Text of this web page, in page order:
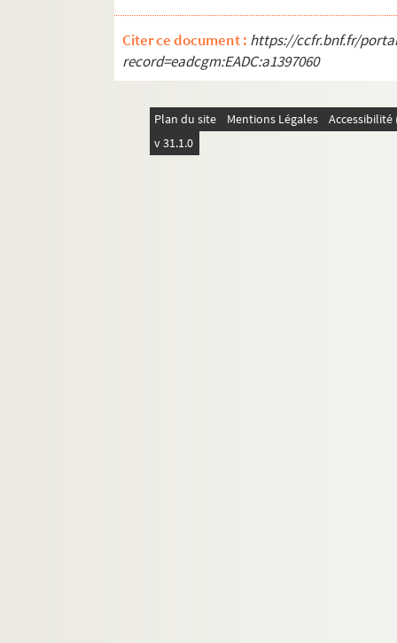
Citer ce document : https://ccfr.bnf.fr/
record=eadcgm:EADC:a1397060
Plan du site Mentions Légales
v 31.1.0